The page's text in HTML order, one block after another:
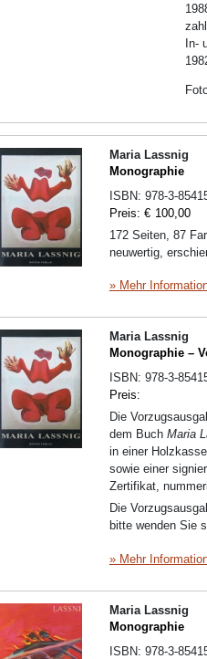
In-
Maria Lassnig
Monographie
ISBN: 978-3-
Preis: € 100,00
172 Seiten, 87
neuwertig,
» Mehr
Maria Lassnig
Monographie –
ISBN: 978-3-
Preis:
Die
dem Buch Maria
in einer
sowie einer
Zertifikat,
Die
bitte wenden Sie
» Mehr
Maria Lassnig
Monographie
ISBN: 978-3-